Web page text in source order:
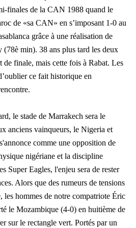
finales de la CAN 1988 quand le
de «sa CAN» en s’imposant 1-0 au
grâce à une réalisation de
min). 38 ans plus tard les deux
de finale, mais cette fois à Rabat. Les
ce fait historique en
le stade de Marrakech sera le
anciens vainqueurs, le Nigeria et
comme une opposition de
nigériane et la discipline
Super Eagles, l'enjeu sera de rester
Alors que des rumeurs de tensions
les hommes de notre compatriote Éric
le Mozambique (4-0) en huitième de
sur le rectangle vert. Portés par un